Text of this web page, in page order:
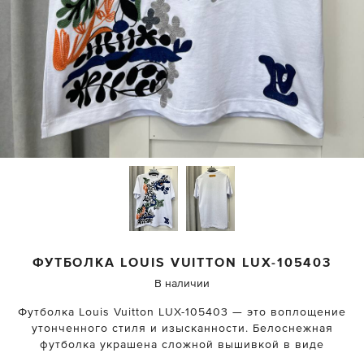
ФУТБОЛКА LOUIS VUITTON LUX-105403
В наличии
Футболка Louis Vuitton LUX-105403 — это воплощение
утонченного стиля и изысканности. Белоснежная
футболка украшена сложной вышивкой в виде